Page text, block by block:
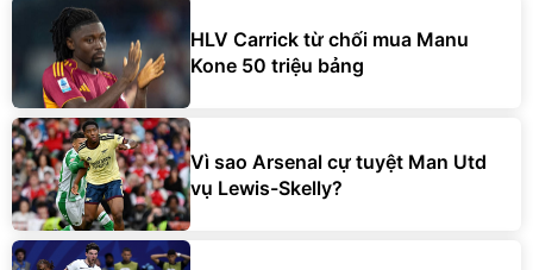
HLV Carrick từ chối mua Manu
Kone 50 triệu bảng
Vì sao Arsenal cự tuyệt Man Utd
vụ Lewis-Skelly?